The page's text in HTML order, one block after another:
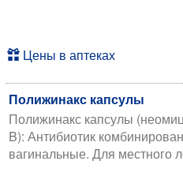
Цены в аптеках
Полижинакс капсулы
Полижинакс капсулы
B): Антибиотик
вагинальные. Для местного